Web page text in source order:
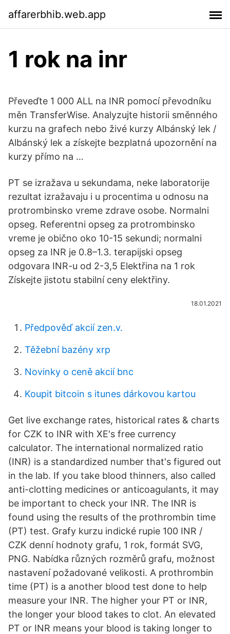
affarerbhib.web.app
1 rok na inr
Převeďte 1 000 ALL na INR pomocí převodníku
měn TransferWise. Analyzujte historii směnného
kurzu na grafech nebo živé kurzy Albánský lek /
Albánský lek a získejte bezplatná upozornění na
kurzy přímo na …
PT se izražava u sekundama, neke laboratorije
rezultat izražavaju i u procentima u odnosu na
protrombinsko vreme zdrave osobe. Normalni
opseg. Referentni opseg za protrombinsko
vreme je obično oko 10-15 sekundi; normalni
opseg za INR je 0.8–1.3. terapijski opseg
odgovara INR-u od 2-3,5 Elektřina na 1 rok
Získejte jistotu stabilní ceny elektřiny.
18.01.2021
Předpověď akcií zen.v.
Těžební bazény xrp
Novinky o ceně akcií bnc
Koupit bitcoin s itunes dárkovou kartou
Get live exchange rates, historical rates & charts
for CZK to INR with XE's free currency
calculator. The international normalized ratio
(INR) is a standardized number that's figured out
in the lab. If you take blood thinners, also called
anti-clotting medicines or anticoagulants, it may
be important to check your INR. The INR is
found using the results of the prothrombin time
(PT) test. Grafy kurzu indické rupie 100 INR /
CZK denní hodnoty grafu, 1 rok, formát SVG,
PNG. Nabídka různých rozměrů grafu, možnost
nastavení požadované velikosti. A prothrombin
time (PT) is a another blood test done to help
measure your INR. The higher your PT or INR,
the longer your blood takes to clot. An elevated
PT or INR means your blood is taking longer to